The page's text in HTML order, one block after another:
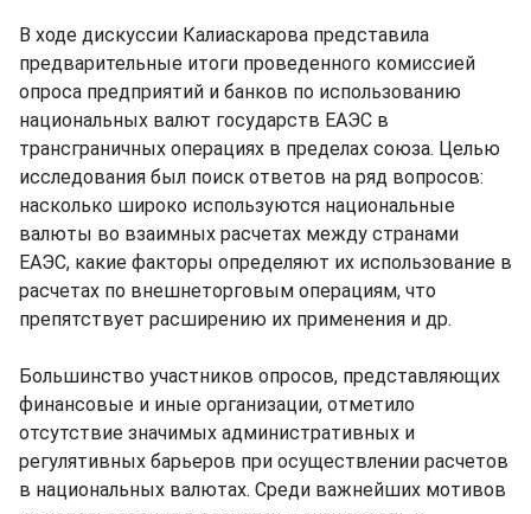
В ходе дискуссии Калиаскарова представила
предварительные итоги проведенного комиссией
опроса предприятий и банков по использованию
национальных валют государств ЕАЭС в
трансграничных операциях в пределах союза. Целью
исследования был поиск ответов на ряд вопросов:
насколько широко используются национальные
валюты во взаимных расчетах между странами
ЕАЭС, какие факторы определяют их использование в
расчетах по внешнеторговым операциям, что
препятствует расширению их применения и др.
Большинство участников опросов, представляющих
финансовые и иные организации, отметило
отсутствие значимых административных и
регулятивных барьеров при осуществлении расчетов
в национальных валютах. Среди важнейших мотивов